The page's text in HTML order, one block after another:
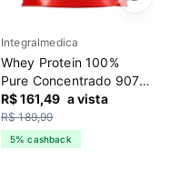
Integralmedica
Whey Protein 100%
Pure Concentrado 907g
Integralmedica Baunilha
R$ 161,49 a vista
R$ 189,99
5% cashback